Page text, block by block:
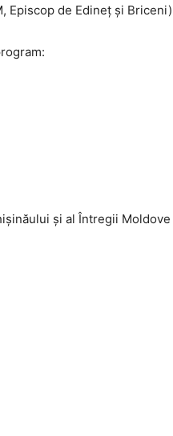
Episcop de Edineţ şi Briceni)
şi al Întregii Moldove